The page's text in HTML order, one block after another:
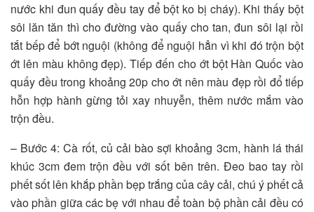
nước khi đun quấy đều tay để bột ko bị cháy). Khi thấy bột
sôi lăn tăn thì cho đường vào quấy cho tan, đun sôi lại rồi
tắt bếp để bớt nguội (không để nguội hẳn vì khi đó trộn bột
ớt lên màu không đẹp). Tiếp đến cho ớt bột Hàn Quốc vào
quấy đều trong khoảng 20p cho ớt nên màu đẹp rồi đổ tiếp
hỗn hợp hành gừng tỏi xay nhuyễn, thêm nước mắm vào
trộn đều.
– Bước 4: Cà rốt, củ cải bào sợi khoảng 3cm, hành lá thái
khúc 3cm đem trộn đều với sốt bên trên. Đeo bao tay rồi
phết sốt lên khắp phần bẹp trắng của cây cải, chú ý phết cả
vào phần giữa các bẹ với nhau để toàn bộ phần cải đều có